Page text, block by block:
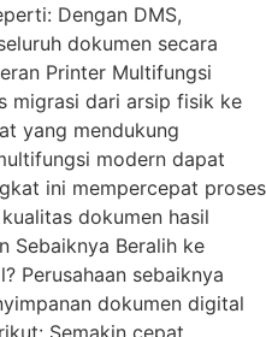
Dengan DMS,
dokumen secara
Printer Multifungsi
migrasi dari arsip fisik ke
yang mendukung
modern dapat
ini mempercepat proses
dokumen hasil
Sebaiknya Beralih ke
Perusahaan sebaiknya
dokumen digital